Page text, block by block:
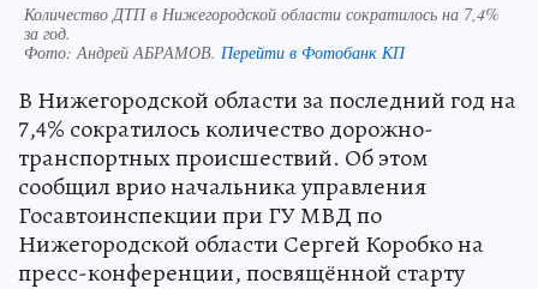
Количество ДТП в Нижегородской области сократилось на 7,4%
за год.
Фото: Андрей АБРАМОВ. Перейти в Фотобанк КП
В Нижегородской области за последний год на
7,4% сократилось количество дорожно-
транспортных происшествий. Об этом
сообщил врио начальника управления
Госавтоинспекции при ГУ МВД по
Нижегородской области Сергей Коробко на
пресс-конференции, посвящённой старту